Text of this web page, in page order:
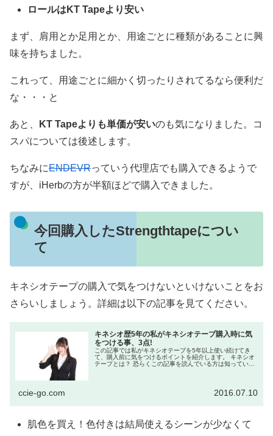
ロールはKT Tapeより安い
まず、肩用とか足用とか、用途ごとに種類があることに興
味を持ちました。
これって、用途ごとに細かく切ったりされてるなら便利だ
な・・・と
あと、 KT Tapeよりも単価が安いのも気になりました。コ
スパについては後述します。
ちなみにENDEVRっていう代理店でも購入できるようで
すが、iHerbの方が半額ほどで購入できました。
今回購入したStrengthtapeについ
て
キネシオテープの購入で気をつけないといけないことをお
さらいしましょう。詳細は以下の記事を見てください。
キネシオ歴5年の私がキネシオテープ購入時に気
をつける事、3点!
この記事では私がキネシオテープを5年以上使い続けてき
て、購入前に気をつけるポイントを紹介します。 キネシオ
テープとは？ 恐らくこの記事を読んでいる方は知っている
ccie-go.com 2016.07.10
肌色を買え！色付きは結局使えるシーンが少なくて